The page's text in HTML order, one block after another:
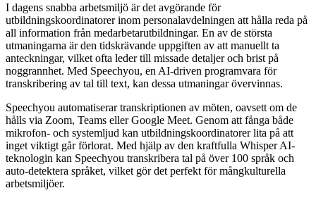
I dagens snabba arbetsmiljö är det avgörande för
utbildningskoordinatorer inom personalavdelningen att hålla reda på
all information från medarbetarutbildningar. En av de största
utmaningarna är den tidskrävande uppgiften av att manuellt ta
anteckningar, vilket ofta leder till missade detaljer och brist på
noggrannhet. Med Speechyou, en AI-driven programvara för
transkribering av tal till text, kan dessa utmaningar övervinnas.
Speechyou automatiserar transkriptionen av möten, oavsett om de
hålls via Zoom, Teams eller Google Meet. Genom att fånga både
mikrofon- och systemljud kan utbildningskoordinatorer lita på att
inget viktigt går förlorat. Med hjälp av den kraftfulla Whisper AI-
teknologin kan Speechyou transkribera tal på över 100 språk och
auto-detektera språket, vilket gör det perfekt för mångkulturella
arbetsmiljöer.